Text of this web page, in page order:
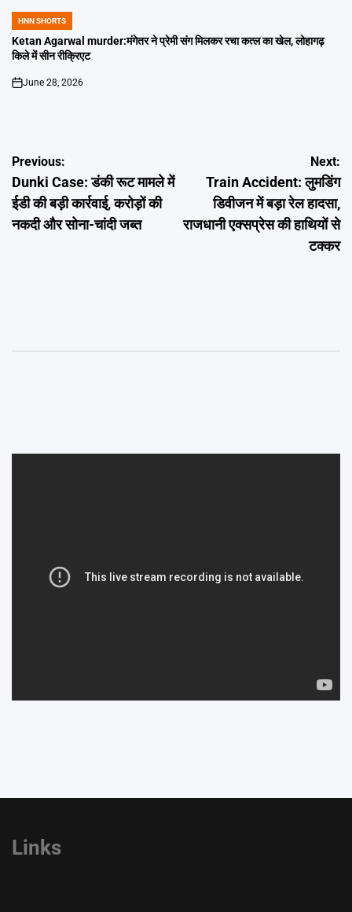
POSTED
IN
HNN SHORTS
Ketan Agarwal murder:मंगेतर ने प्रेमी संग मिलकर रचा कत्ल का खेल, लोहागढ़
किले में सीन रीक्रिएट
on
June 28, 2026
Post
navigation
Previous:
Dunki Case: डंकी रूट मामले में
ईडी की बड़ी कार्रवाई, करोड़ों की
नकदी और सोना-चांदी जब्त
Next:
Train Accident: लुमडिंग
डिवीजन में बड़ा रेल हादसा,
राजधानी एक्सप्रेस की हाथियों से
टक्कर
Links